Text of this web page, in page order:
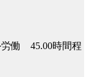
働 45.00時間程